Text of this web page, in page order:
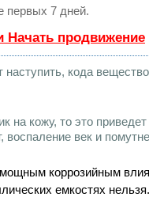
первых 7 дней.
Начать продвижение
кода
на кожу, то это
воспаление век и
коррозийным
емкостях нельзя.